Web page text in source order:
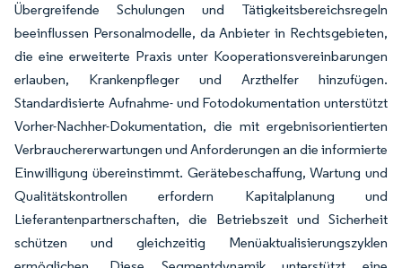
Übergreifende Schulungen und Tätigkeitsbereichsregeln
beeinflussen Personalmodelle, da Anbieter in Rechtsgebieten,
die eine erweiterte Praxis unter Kooperationsvereinbarungen
erlauben, Krankenpfleger und Arzthelfer hinzufügen.
Standardisierte Aufnahme- und Fotodokumentation unterstützt
Vorher-Nachher-Dokumentation, die mit ergebnisorientierten
Verbrauchererwartungen und Anforderungen an die informierte
Einwilligung übereinstimmt. Gerätebeschaffung, Wartung und
Qualitätskontrollen erfordern Kapitalplanung und
Lieferantenpartnerschaften, die Betriebszeit und Sicherheit
schützen und gleichzeitig Menüaktualisierungszyklen